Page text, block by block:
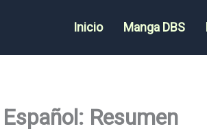
Inicio Manga DBS
Resumen